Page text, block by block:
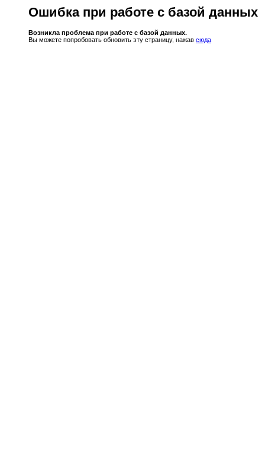
Ошибка при работе с базой данных
Возникла проблема при работе с базой данных.
Вы можете попробовать обновить эту страницу, нажав сюда